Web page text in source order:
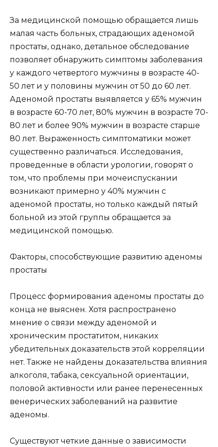
За медицинской помощью обращается лишь
малая часть больных, страдающих аденомой
простаты, однако, детальное обследование
позволяет обнаружить симптомы заболевания
у каждого четвертого мужчины в возрасте 40-
50 лет и у половины мужчин от 50 до 60 лет.
Аденомой простаты выявляется у 65% мужчин
в возрасте 60-70 лет, 80% мужчин в возрасте 70-
80 лет и более 90% мужчин в возрасте старше
80 лет. Выраженность симптоматики может
существенно различаться. Исследования,
проведенные в области урологии, говорят о
том, что проблемы при мочеиспускании
возникают примерно у 40% мужчин с
аденомой простаты, но только каждый пятый
больной из этой группы обращается за
медицинской помощью.
Факторы, способствующие развитию аденомы
простаты
Процесс формирования аденомы простаты до
конца не выяснен. Хотя распространено
мнение о связи между аденомой и
хроническим простатитом, никаких
убедительных доказательств этой корреляции
нет. Также не найдены доказательства влияния
алкоголя, табака, сексуальной ориентации,
половой активности или ранее перенесенных
венерических заболеваний на развитие
аденомы.
Существуют четкие данные о зависимости